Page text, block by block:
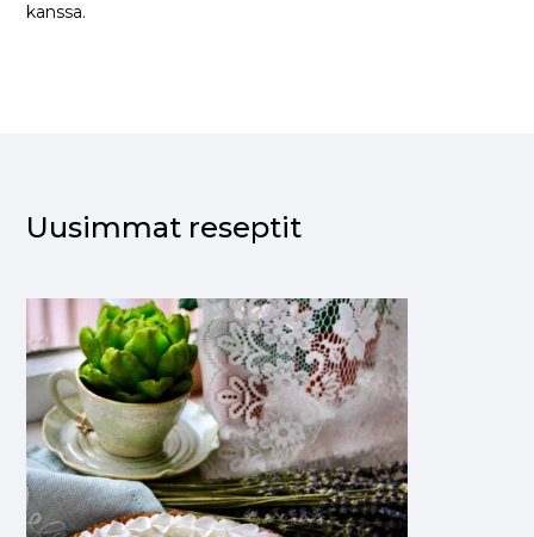
kanssa.
Uusimmat reseptit